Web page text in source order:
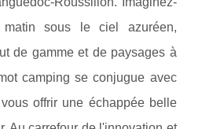
sous le ciel azuréen,
de gamme et de paysages à
camping se conjugue avec
offrir une échappée belle